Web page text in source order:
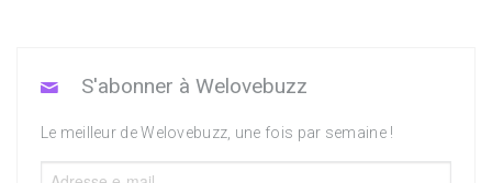
S'abonner à Welovebuzz
Le meilleur de Welovebuzz, une fois par semaine !